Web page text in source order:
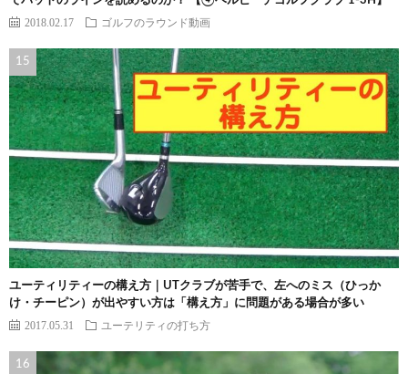
2018.02.17 ゴルフのラウンド動画
ユーティリティーの構え方｜UTクラブが苦手で、左へのミス（ひっか
け・チーピン）が出やすい方は「構え方」に問題がある場合が多い
2017.05.31 ユーテリティの打ち方